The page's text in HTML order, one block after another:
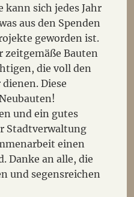
kann sich jedes Jahr
aus den Spenden
geworden ist.
zeitgemäße Bauten
die voll den
Diese
und ein gutes
Stadtverwaltung
einen
Danke an alle, die
und segensreichen